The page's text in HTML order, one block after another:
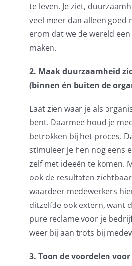
te leven. Je ziet,
veel meer dan alleen goed
erom dat we de wereld
maken.
2. Maak duurzaamheid
(binnen én buiten de
Laat zien waar je als
bent. Daarmee houd je
betrokken bij het proces.
stimuleer je hen nog eens
zelf met ideeën te komen.
ook de resultaten
waardeer medewerkers
ditzelfde ook extern, want
pure reclame voor je
weer bij aan trots bij
3. Toon de voordelen